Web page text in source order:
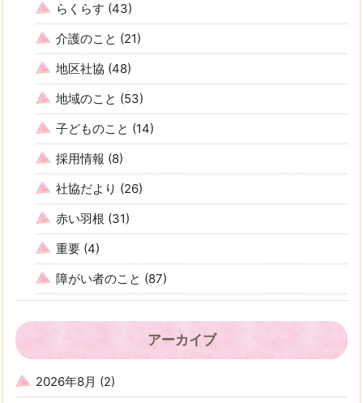
らくらす (43)
介護のこと (21)
地区社協 (48)
地域のこと (53)
子どものこと (14)
採用情報 (8)
社協だより (26)
赤い羽根 (31)
重要 (4)
障がい者のこと (87)
アーカイブ
2026年8月 (2)